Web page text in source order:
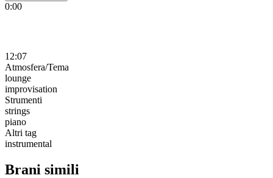
0:00
12:07
Atmosfera/Tema
lounge
improvisation
Strumenti
strings
piano
Altri tag
instrumental
Brani simili